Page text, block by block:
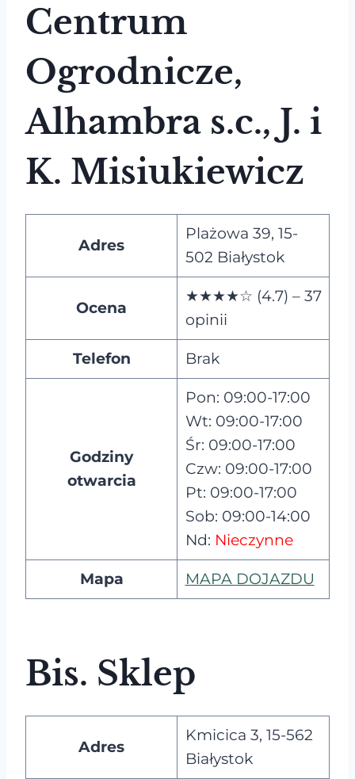
Centrum
Ogrodnicze,
Alhambra s.c., J. i
K. Misiukiewicz
Adres
Plażowa 39, 15-
502 Białystok
Ocena
★★★★☆ (4.7) – 37
opinii
Telefon Brak
Godziny
otwarcia
Pon: 09:00-17:00
Wt: 09:00-17:00
Śr: 09:00-17:00
Czw: 09:00-17:00
Pt: 09:00-17:00
Sob: 09:00-14:00
Nd: Nieczynne
Mapa MAPA DOJAZDU
Bis. Sklep
Adres
Kmicica 3, 15-562
Białystok